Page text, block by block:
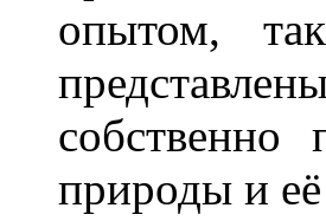
опытом,
собственно
природы и